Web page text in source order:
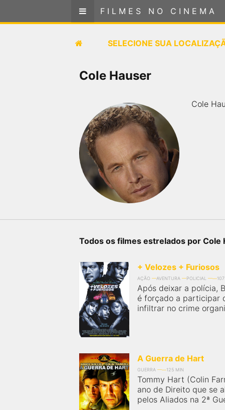
FILMES NO CINEMA
SELECIONE SUA
Cole Hauser
Cole
Todos os filmes estrelados por Cole
+ Velozes + Furiosos
AÇÃO AVENTURA POLICIAL
Após deixar a polícia,
é forçado a participar
infiltrar no crime
A Guerra de Hart
GUERRA 125 MIN
Tommy Hart (Colin
ano de Direito que se
pelos Aliados na 2ª
FILMES NO CINEMA
SELECIONE SUA LOCALIZAÇÃO
PÁGINA INICIAL
é o maior localizador de
sobre cinemas, horários, assistir aos trailers e muito